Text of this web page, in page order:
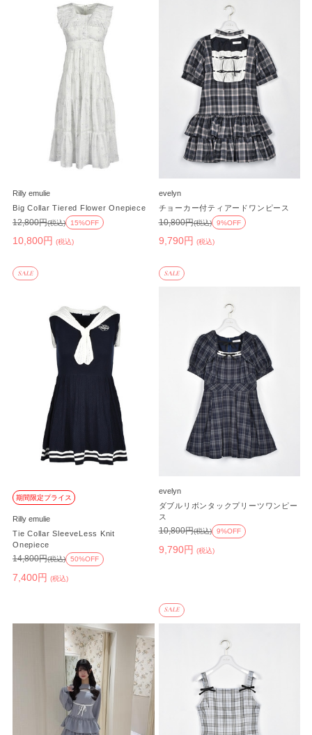
Rilly emulie
Big Collar Tiered Flower Onepiece
10,800円 (税込)
12,800円(税込) 15%OFF
evelyn
チョーカー付ティアードワンピース
9,790円 (税込)
10,800円(税込) 9%OFF
SALE
期間限定プライス
Rilly emulie
Tie Collar SleeveLess Knit
Onepiece
7,400円 (税込)
14,800円(税込) 50%OFF
SALE
evelyn
ダブルリボンタックプリーツワンピー
ス
9,790円 (税込)
10,800円(税込) 9%OFF
SALE